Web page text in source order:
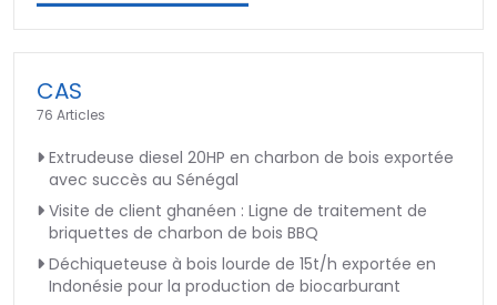
CAS
76 Articles
Extrudeuse diesel 20HP en charbon de bois exportée
avec succès au Sénégal
Visite de client ghanéen : Ligne de traitement de
briquettes de charbon de bois BBQ
Déchiqueteuse à bois lourde de 15t/h exportée en
Indonésie pour la production de biocarburant